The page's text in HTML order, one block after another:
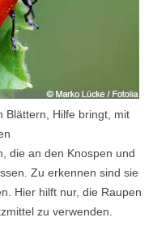
Blättern, Hilfe bringt, mit
die an den Knospen und
Zu erkennen sind sie
Hier hilft nur, die Raupen
zu verwenden.